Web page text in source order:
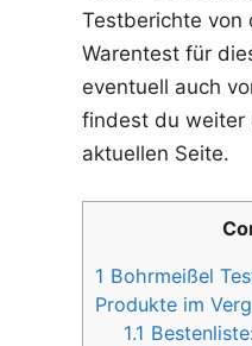
Testberichte von
Warentest für
eventuell auch
findest du weiter
aktuellen Seite.
1 Bohrmeißel
Produkte im
1.1